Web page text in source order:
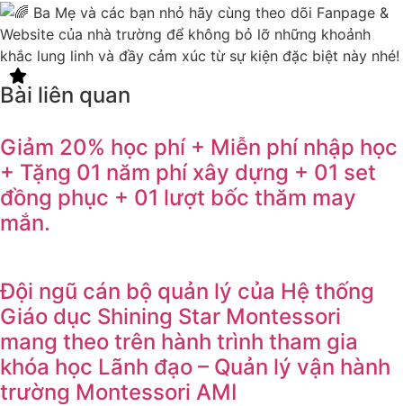
Ba Mẹ và các bạn nhỏ hãy cùng theo dõi Fanpage &
Website của nhà trường để không bỏ lỡ những khoảnh
khắc lung linh và đầy cảm xúc từ sự kiện đặc biệt này nhé!
Bài liên quan
Giảm 20% học phí + Miễn phí nhập học
+ Tặng 01 năm phí xây dựng + 01 set
đồng phục + 01 lượt bốc thăm may
mắn.
Đội ngũ cán bộ quản lý của Hệ thống
Giáo dục Shining Star Montessori
mang theo trên hành trình tham gia
khóa học Lãnh đạo – Quản lý vận hành
trường Montessori AMI